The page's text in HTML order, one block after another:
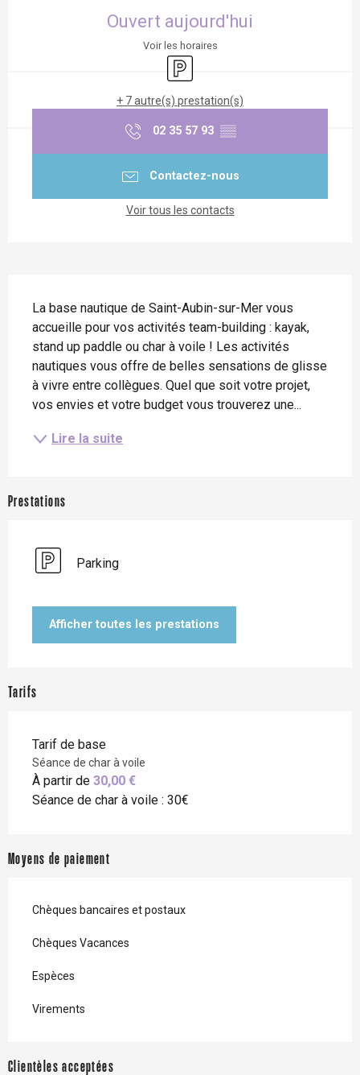
Ouvert aujourd'hui
Voir les horaires
Parking
+ 7 autre(s) prestation(s)
02 35 57 93 ▒▒
Contactez-nous
Voir tous les contacts
La base nautique de Saint-Aubin-sur-Mer vous
accueille pour vos activités team-building : kayak,
stand up paddle ou char à voile ! Les activités
nautiques vous offre de belles sensations de glisse
à vivre entre collègues. Quel que soit votre projet,
vos envies et votre budget vous trouverez une...
Lire la suite
Prestations
Parking
Afficher toutes les prestations
Tarifs
Tarif de base
Séance de char à voile
À partir de 30,00 €
Séance de char à voile : 30€
Moyens de paiement
Chèques bancaires et postaux
Chèques Vacances
Espèces
Virements
Clientèles acceptées